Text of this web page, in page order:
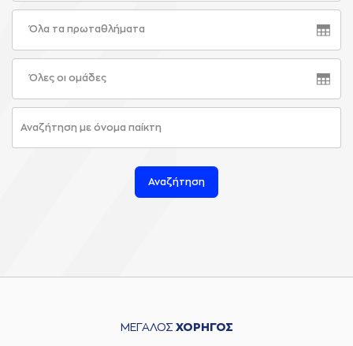
Όλα τα πρωταθλήματα
Όλες οι ομάδες
Αναζήτηση
ΜΕΓΑΛΟΣ ΧΟΡΗΓΟΣ